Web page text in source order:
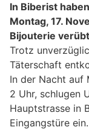
In Biberist
Montag, 17.
Bijouterie
Trotz
Täterschaft
In der Nacht auf
2 Uhr, schlugen
Hauptstrasse in
Eingangstüre ein.